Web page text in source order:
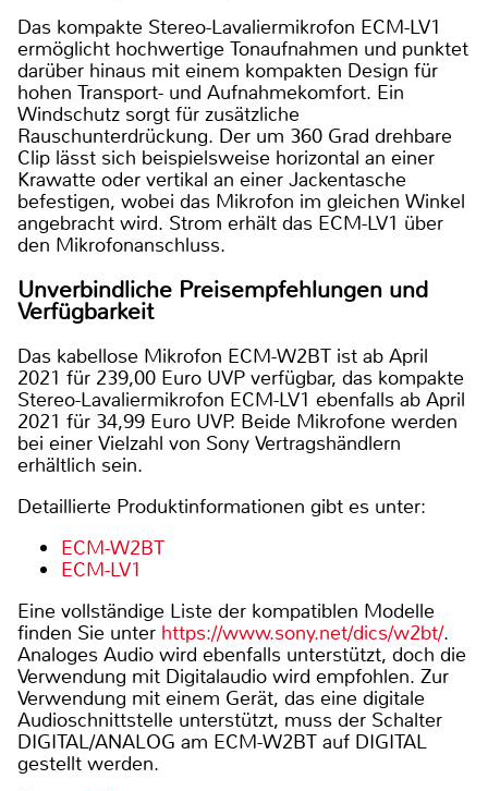
Das kompakte Stereo-Lavaliermikrofon ECM-LV1
ermöglicht hochwertige Tonaufnahmen und punktet
darüber hinaus mit einem kompakten Design für
hohen Transport- und Aufnahmekomfort. Ein
Windschutz sorgt für zusätzliche
Rauschunterdrückung. Der um 360 Grad drehbare
Clip lässt sich beispielsweise horizontal an einer
Krawatte oder vertikal an einer Jackentasche
befestigen, wobei das Mikrofon im gleichen Winkel
angebracht wird. Strom erhält das ECM-LV1 über
den Mikrofonanschluss.
Unverbindliche Preisempfehlungen und
Verfügbarkeit
Das kabellose Mikrofon ECM-W2BT ist ab April
2021 für 239,00 Euro UVP verfügbar, das kompakte
Stereo-Lavaliermikrofon ECM-LV1 ebenfalls ab April
2021 für 34,99 Euro UVP. Beide Mikrofone werden
bei einer Vielzahl von Sony Vertragshändlern
erhältlich sein.
Detaillierte Produktinformationen gibt es unter:
ECM-W2BT
ECM-LV1
Eine vollständige Liste der kompatiblen Modelle
finden Sie unter https://www.sony.net/dics/w2bt/.
Analoges Audio wird ebenfalls unterstützt, doch die
Verwendung mit Digitalaudio wird empfohlen. Zur
Verwendung mit einem Gerät, das eine digitale
Audioschnittstelle unterstützt, muss der Schalter
DIGITAL/ANALOG am ECM-W2BT auf DIGITAL
gestellt werden.